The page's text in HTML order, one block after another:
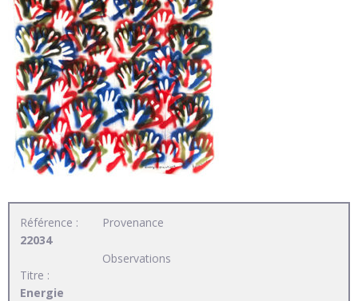
Référence :
22034
Titre :
Energie
Provenance
Observations